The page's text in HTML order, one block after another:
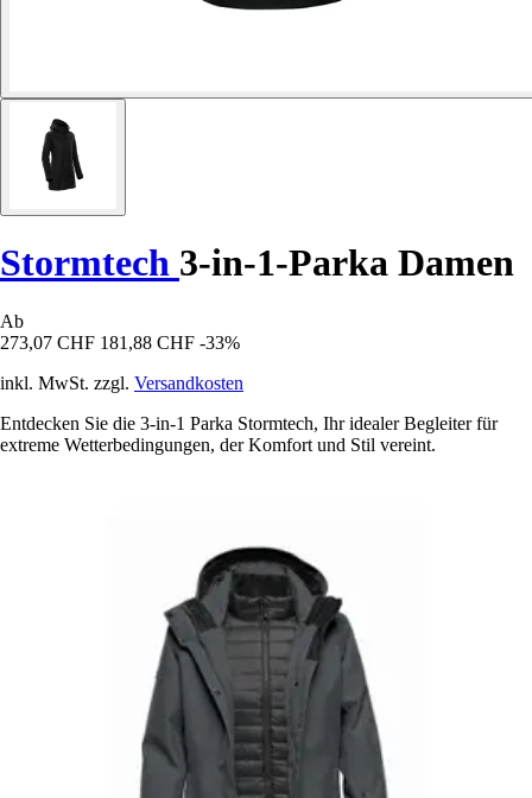
Stormtech 3-in-1-Parka Damen
Ab
273,07 CHF 181,88 CHF -33%
inkl. MwSt. zzgl. Versandkosten
Entdecken Sie die 3-in-1 Parka Stormtech, Ihr idealer Begleiter für
extreme Wetterbedingungen, der Komfort und Stil vereint.